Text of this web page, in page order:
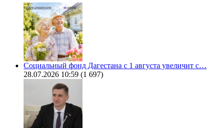
Социальный фонд Дагестана с 1 августа увеличит с…
28.07.2026 10:59 (1 697)